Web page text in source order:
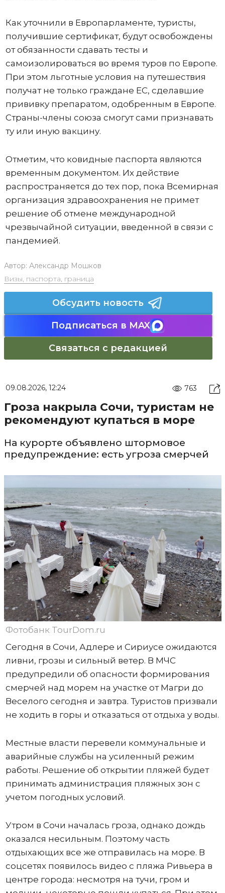
Как уточнили в Европарламенте, туристы,
получившие сертификат, будут освобождены
от обязанности сдавать тесты и
самоизолироваться во время туров по Европе.
При этом льготные условия на путешествия
получат не только граждане ЕС, сделавшие
прививку препаратом, одобренным в Европе.
Страны-члены союза смогут сами признавать
ту или иную вакцину.
Отметим, что ковидные паспорта являются
временным документом. Их действие
распространяется до тех пор, пока Всемирная
организация здравоохранения не примет
решение об отмене международной
чрезвычайной ситуации, введенной в связи с
пандемией.
Автор: Александр Мошков
Визы, паспорта, граница
Обсудить новость
Подписаться в MAX
Связаться с редакцией
09.08.2026, 12:24 763
Гроза накрыла Сочи, туристам не
рекомендуют купаться в море
На курорте объявлено штормовое
предупреждение: есть угроза смерчей
Фотобанк TourDom.ru
Сегодня в Сочи, Адлере и Сириусе ожидаются
ливни, грозы и сильный ветер. В МЧС
предупредили об опасности формирования
смерчей над морем на участке от Магри до
Веселого сегодня и завтра. Туристов призвали
не ходить в горы и отказаться от отдыха у воды.
Местные власти перевели коммунальные и
аварийные службы на усиленный режим
работы. Решение об открытии пляжей будет
принимать администрация пляжных зон с
учетом погодных условий.
Утром в Сочи началась гроза, однако дождь
оказался несильным. Поэтому часть
отдыхающих все же отправилась на море. В
соцсетях появилось видео с пляжа Ривьера в
центре города: несмотря на тучи, гром и